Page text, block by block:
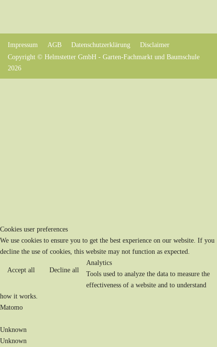
Impressum AGB Datenschutzerklärung
Disclaimer
Copyright © Helmstetter GmbH - Garten-Fachmarkt und Baumschule
2026
Cookies user preferences
We use cookies to ensure you to get the best experience on our website. If you
decline the use of cookies, this website may not function as expected.
Accept all Decline all
Analytics
Tools used to analyze the data to measure the
effectiveness of a website and to understand
how it works.
Matomo
Unknown
Unknown